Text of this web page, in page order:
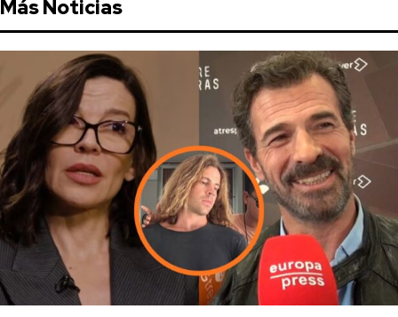
Más Noticias